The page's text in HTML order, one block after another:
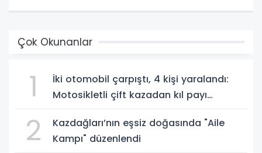
Çok Okunanlar
1
İki otomobil çarpıştı, 4 kişi yaralandı:
Motosikletli çift kazadan kıl payı
2
Kazdağları’nın eşsiz doğasında "Aile
Kampı" düzenlendi